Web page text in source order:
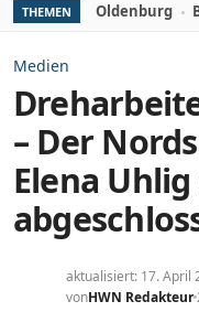
THEMEN Oldenburg
Medien
– Der
Elena
aktualisiert: 17. April
vonHWN Redakteur